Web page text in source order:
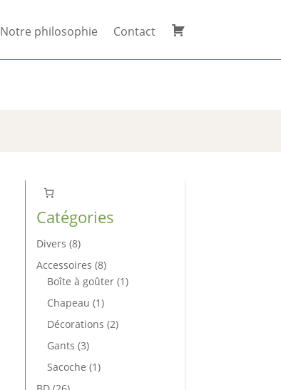
Notre philosophie Contact
Catégories
Divers 88
produits
Accessoires 88
produits
Boîte à goûter 11
Chapeau 11
produit
Décorations 22
Gants 33
produits
Sacoche 11